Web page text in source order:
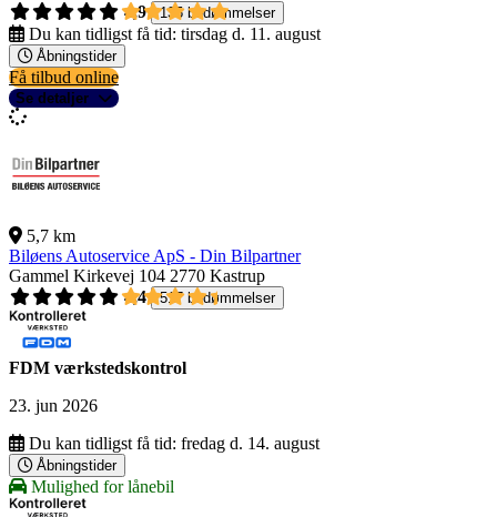
4,9
135 bedømmelser
Du kan tidligst få tid: tirsdag d. 11. august
Åbningstider
Få tilbud online
Se detaljer
5,7 km
Biløens Autoservice ApS - Din Bilpartner
Gammel Kirkevej 104 2770 Kastrup
4,4
517 bedømmelser
FDM værkstedskontrol
23. jun 2026
Du kan tidligst få tid: fredag d. 14. august
Åbningstider
Mulighed for lånebil